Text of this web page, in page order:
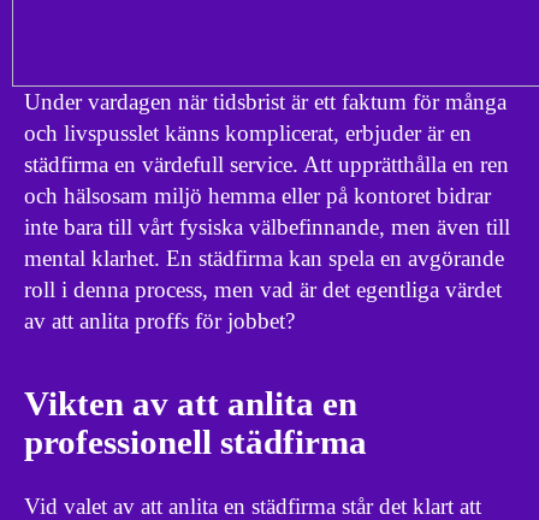
Under vardagen när tidsbrist är ett faktum för många
och livspusslet känns komplicerat, erbjuder är en
städfirma en värdefull service. Att upprätthålla en ren
och hälsosam miljö hemma eller på kontoret bidrar
inte bara till vårt fysiska välbefinnande, men även till
mental klarhet. En städfirma kan spela en avgörande
roll i denna process, men vad är det egentliga värdet
av att anlita proffs för jobbet?
Vikten av att anlita en
professionell städfirma
Vid valet av att anlita en städfirma står det klart att